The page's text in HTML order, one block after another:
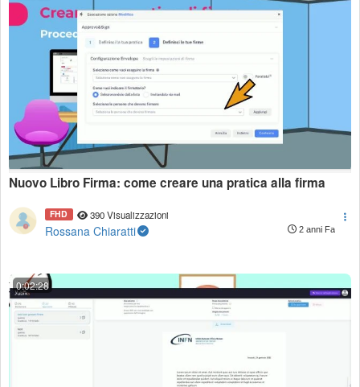
Nuovo Libro Firma: come creare una pratica alla firma
FHD 390 Visualizzazioni
Rossana Chiaratti 2 anni Fa
0:02:28